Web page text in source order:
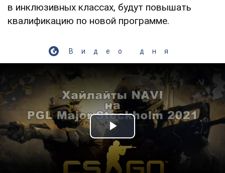
в инклюзивных классах, будут повышать
квалификацию по новой программе.
Видео дня
Play Video